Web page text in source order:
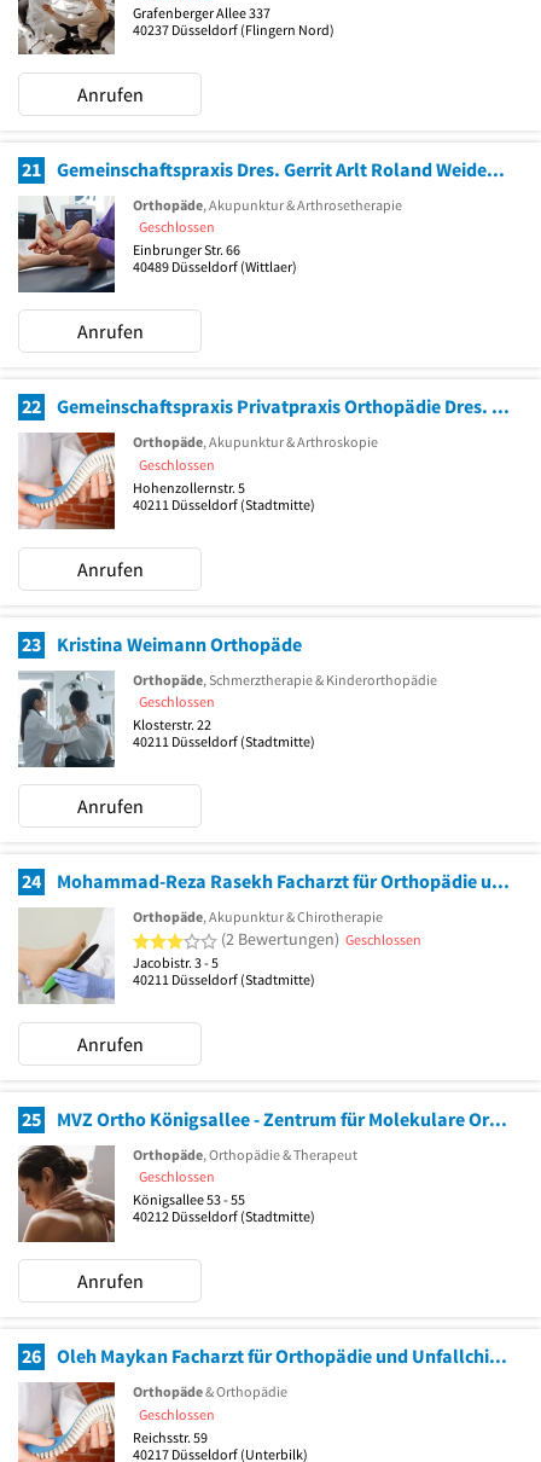
Grafenberger Allee 337
40237 Düsseldorf (Flingern Nord)
Anrufen
21 Gemeinschaftspraxis Dres. Gerrit Arlt Roland Weidenbach und Kornelius Heck
Orthopäde, Akupunktur & Arthrosetherapie
Geschlossen
Einbrunger Str. 66
40489 Düsseldorf (Wittlaer)
Anrufen
22 Gemeinschaftspraxis Privatpraxis Orthopädie Dres. Paul Dann und Jürgen Arnold
Orthopäde, Akupunktur & Arthroskopie
Geschlossen
Hohenzollernstr. 5
40211 Düsseldorf (Stadtmitte)
Anrufen
23 Kristina Weimann Orthopäde
Orthopäde, Schmerztherapie & Kinderorthopädie
Geschlossen
Klosterstr. 22
40211 Düsseldorf (Stadtmitte)
Anrufen
24 Mohammad-Reza Rasekh Facharzt für Orthopädie und Unfallchirurgie
Orthopäde, Akupunktur & Chirotherapie
3 von 5 Sternen
(2 Bewertungen) Geschlossen
Jacobistr. 3 - 5
40211 Düsseldorf (Stadtmitte)
Anrufen
25 MVZ Ortho Königsallee - Zentrum für Molekulare Orthopädie GmbH
Orthopäde, Orthopädie & Therapeut
Geschlossen
Königsallee 53 - 55
40212 Düsseldorf (Stadtmitte)
Anrufen
26 Oleh Maykan Facharzt für Orthopädie und Unfallchirurgie
Orthopäde& Orthopädie
Geschlossen
Reichsstr. 59
40217 Düsseldorf (Unterbilk)